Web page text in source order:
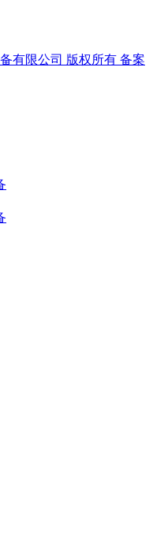
有限公司 版权所有 备案